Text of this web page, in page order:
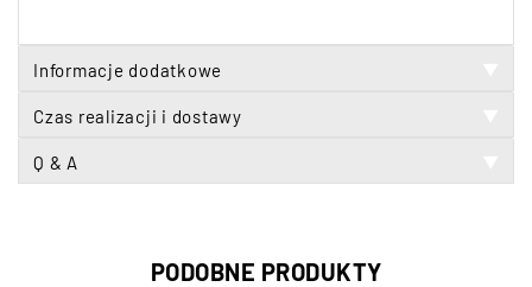
Informacje dodatkowe
Czas realizacji i dostawy
Q & A
PODOBNE PRODUKTY